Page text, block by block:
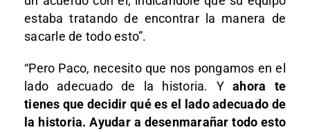
estaba tratando de encontrar la manera de
sacarle de todo esto”.
“Pero Paco, necesito que nos pongamos en el
lado adecuado de la historia. Yahora te
tienes que decidir qué es el lado adecuado de
la historia. Ayudar a desenmarañar todo esto